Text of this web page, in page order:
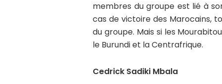
membres du groupe est lié à
cas de victoire des Marocains,
du groupe. Mais si les
le Burundi et la Centrafrique.
Cedrick Sadiki Mbala